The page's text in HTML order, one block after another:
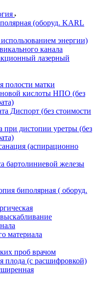
(оборуд. KARL
энергии)
канала
лазерный
полости матки
кислоты НПО (без
Диспорт (без стоимости
при дистопии уретры (без
(аспирационно
бартолиниевой железы
биполярная ( оборуд.
материала
проб врачом
плода (с расшифровкой)